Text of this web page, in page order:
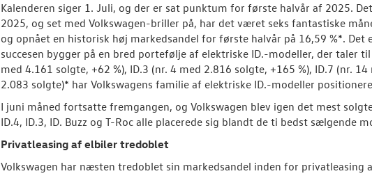
Kalenderen siger 1. Juli, og der er sat punktum for første halvår af 2025.
2025, og set med Volkswagen-briller på, har det været seks fantastiske
og opnået en historisk høj markedsandel for første halvår på 16,59 %*. Det
succesen bygger på en bred portefølje af elektriske ID.-modeller, der taler
med 4.161 solgte, +62 %), ID.3 (nr. 4 med 2.816 solgte, +165 %), ID.7 (nr.
2.083 solgte)* har Volkswagens familie af elektriske ID.-modeller
I juni måned fortsatte fremgangen, og Volkswagen blev igen det mest
ID.4, ID.3, ID. Buzz og T-Roc alle placerede sig blandt de ti bedst sælgende
Privatleasing af elbiler tredoblet
Volkswagen har næsten tredoblet sin markedsandel inden for privatleasing